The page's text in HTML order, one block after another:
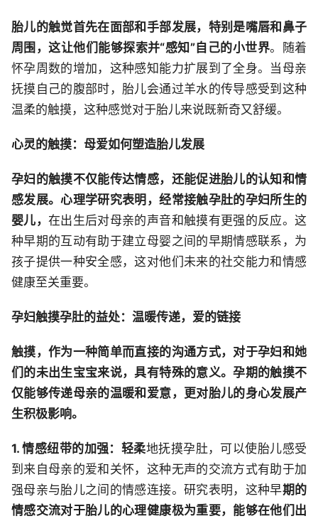
胎儿的触觉首先在面部和手部发展，特别是嘴唇和鼻子
周围，这让他们能够探索并“感知”自己的小世界。随着
怀孕周数的增加，这种感知能力扩展到了全身。当母亲
抚摸自己的腹部时，胎儿会通过羊水的传导感受到这种
温柔的触摸，这种感觉对于胎儿来说既新奇又舒缓。
心灵的触摸：母爱如何塑造胎儿发展
孕妇的触摸不仅能传达情感，还能促进胎儿的认知和情
感发展。心理学研究表明，经常接触孕肚的孕妇所生的
婴儿，在出生后对母亲的声音和触摸有更强的反应。这
种早期的互动有助于建立母婴之间的早期情感联系，为
孩子提供一种安全感，这对他们未来的社交能力和情感
健康至关重要。
孕妇触摸孕肚的益处：温暖传递，爱的链接
触摸，作为一种简单而直接的沟通方式，对于孕妇和她
们的未出生宝宝来说，具有特殊的意义。孕期的触摸不
仅能够传递母亲的温暖和爱意，更对胎儿的身心发展产
生积极影响。
1. 情感纽带的加强：轻柔地抚摸孕肚，可以使胎儿感受
到来自母亲的爱和关怀，这种无声的交流方式有助于加
强母亲与胎儿之间的情感连接。研究表明，这种早期的
情感交流对于胎儿的心理健康极为重要，能够在他们出